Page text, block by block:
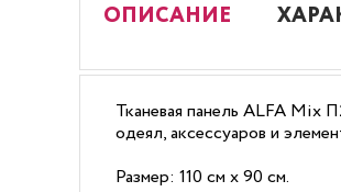
ОПИСАНИЕ
Тканевая панель ALFA Mix
одеял, аксессуаров и
Размер: 110 см х 90 см.